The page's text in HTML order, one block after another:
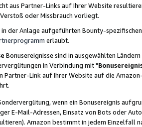
aus Partner-Links auf Ihrer Website
oder Missbrauch vorliegt.
der Anlage aufgeführten Bounty-
erlaubt.
Bonusereignisse sind in ausgewählten
in Verbindung mit "
Partner-Link auf Ihrer Website auf die
wenn ein Bonusereignis
E-Mail-Adressen, Einsatz von Bots oder
Amazon bestimmt in jedem Einzelfall